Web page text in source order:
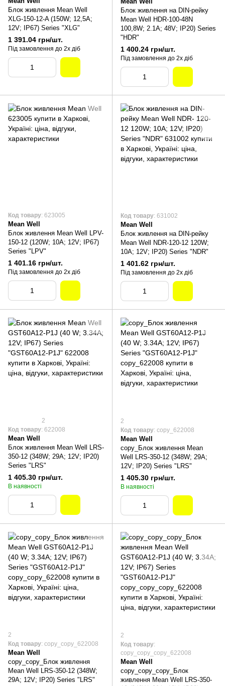
Блок живлення Mean Well
XLG-150-12-A (150W; 12,5A;
12V; IP67) Series "XLG"
1 391.04 грн/шт.
Під замовлення до 2х діб
Блок живлення на DIN-рейку
Mean Well HDR-100-48N
100,8W; 2.1A; 48V; IP20) Series
"HDR"
1 400.24 грн/шт.
Під замовлення до 2х діб
Код товару: 623005
Mean Well
Блок живлення Mean Well LPV-
150-12 (120W; 10A; 12V; IP67)
Series "LPV"
1 401.16 грн/шт.
Під замовлення до 2х діб
Код товару: 631002
Mean Well
Блок живлення на DIN-рейку
Mean Well NDR-120-12 120W;
10A; 12V; IP20) Series "NDR"
1 401.62 грн/шт.
Під замовлення до 2х діб
2
Код товару: 622008
Mean Well
Блок живлення Mean Well LRS-
350-12 (348W; 29A; 12V; IP20)
Series "LRS"
1 405.30 грн/шт.
В наявності
2
Код товару: copy_622008
Mean Well
copy_Блок живлення Mean
Well LRS-350-12 (348W; 29A;
12V; IP20) Series "LRS"
1 405.30 грн/шт.
В наявності
2
Код товару: copy_copy_622008
Mean Well
copy_copy_Блок живлення
Mean Well LRS-350-12 (348W;
29A; 12V; IP20) Series "LRS"
2
Код товару:
copy_copy_copy_622008
Mean Well
copy_copy_copy_Блок
живлення Mean Well LRS-350-